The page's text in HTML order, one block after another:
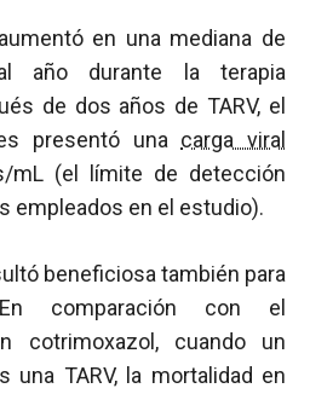
en una mediana de
año durante la terapia
de dos años de TARV, el
presentó una carga viral
mL (el límite de detección
empleados en el estudio).
beneficiosa también para
comparación con el
cotrimoxazol, cuando un
una TARV, la mortalidad en